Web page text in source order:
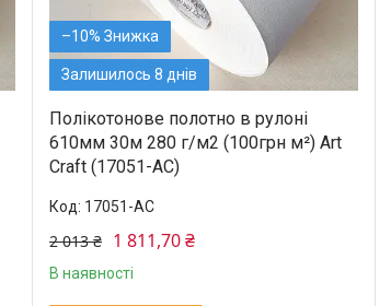
–10%
Залишилось 8 днів
Полікотонове полотно в рулоні
610мм 30м 280 г/м2 (100грн м²) Art
Craft (17051-АС)
17051-АС
2 013 ₴ 1 811,70 ₴
В наявності